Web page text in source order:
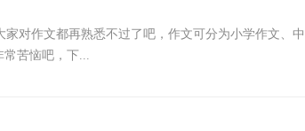
对作文都再熟悉不过了吧，作文可分为小学作文、中
常苦恼吧，下...